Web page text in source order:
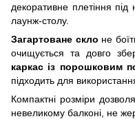
декоративне плетіння
лаунж-столу.
Загартоване скло не
очищується та довго
каркас із порошковим
підходить для
Компактні розміри
невеликому балконі, не